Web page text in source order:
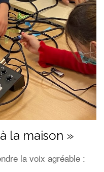
la maison »
la voix agréable :